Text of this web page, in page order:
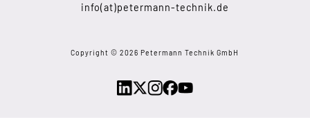
info(at)petermann-technik.de
Copyright © 2026 Petermann Technik GmbH